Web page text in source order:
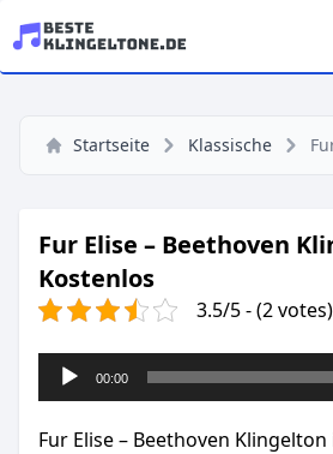
Startseite Klassische
Fur Elise – Beethoven
Kostenlos
3.5/5 - (2 votes)
Audio-
Player
00:00
Fur Elise – Beethoven